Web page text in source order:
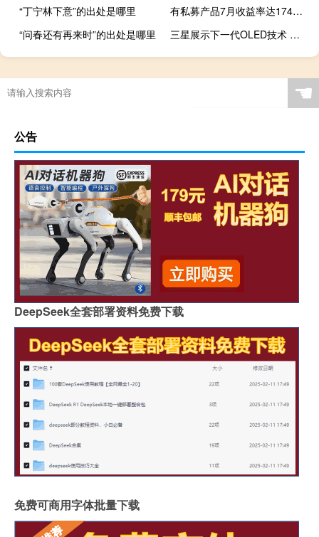
“丁宁林下意”的出处是哪里
有私募产品7月收益率达174% 究竟有何独门绝技
“问春还有再来时”的出处是哪里
三星展示下一代OLED技术 包括可卷曲柔性显示屏
☚
公告
DeepSeek全套部署资料免费下载
免费可商用字体批量下载